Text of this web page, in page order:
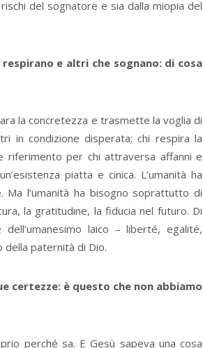
del sognatore e sia dalla miopia del
e altri che sognano: di cosa
la concretezza e trasmette la voglia di
in condizione disperata; chi respira la
riferimento per chi attraversa affanni e
piatta e cinica. L’umanità ha
l’umanità ha bisogno soprattutto di
la gratitudine, la fiducia nel futuro. Di
laico – liberté, egalité,
della paternità di Dio.
certezze: è questo che non abbiamo
perché sa. E Gesù sapeva una cosa